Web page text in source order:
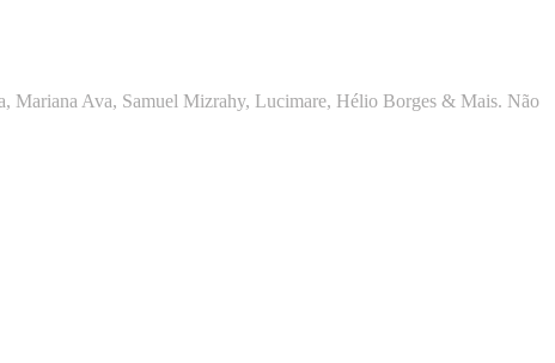
Mariana Ava, Samuel Mizrahy, Lucimare, Hélio Borges & Mais. Não